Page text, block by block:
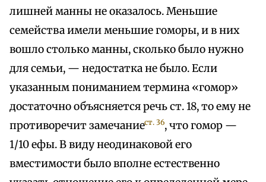
лишней манны не оказалось. Меньшие
семейства имели меньшие гоморы, и в них
вошло столько манны, сколько было нужно
для семьи, — недостатка не было. Если
указанным пониманием термина «гомор»
достаточно объясняется речь ст. 18, то ему не
противоречит замечаниест. 36, что гомор —
1/10 ефы. В виду неодинаковой его
вместимости было вполне естественно